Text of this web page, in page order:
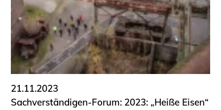
21.11.2023
Sachverständigen-Forum: 2023: „Heiße Eisen“